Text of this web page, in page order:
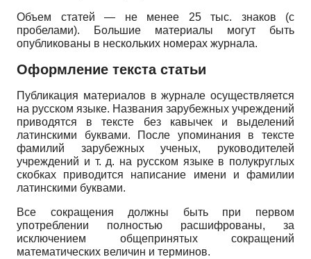
Объем статей — не менее 25 тыс. знаков (с
пробелами). Большие материалы могут быть
опубликованы в нескольких номерах журнала.
Оформление текста статьи
Публикация материалов в журнале осуществляется
на русском языке. Названия зарубежных учреждений
приводятся в тексте без кавычек и выделений
латинскими буквами. После упоминания в тексте
фамилий зарубежных ученых, руководителей
учреждений и т. д. на русском языке в полукруглых
скобках приводится написание имени и фамилии
латинскими буквами.
Все сокращения должны быть при первом
употреблении полностью расшифрованы, за
исключением общепринятых сокращений
математических величин и терминов.